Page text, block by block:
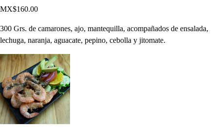
MX$160.00
300 Grs. de camarones, ajo, mantequilla, acompañados de ensalada,
lechuga, naranja, aguacate, pepino, cebolla y jitomate.